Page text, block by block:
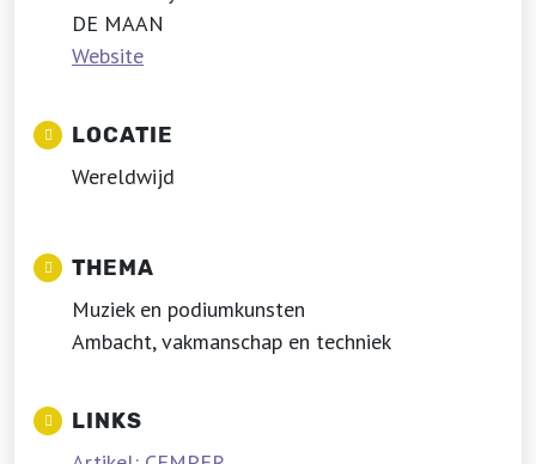
DE MAAN
Website
LOCATIE
Wereldwijd
THEMA
Muziek en podiumkunsten
Ambacht, vakmanschap en techniek
LINKS